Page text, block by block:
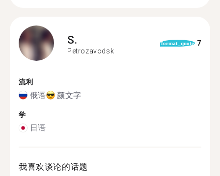
S.
Petrozavodsk
format_quote 7
流利
俄语 颜文字
学
日语
我喜欢谈论的话题